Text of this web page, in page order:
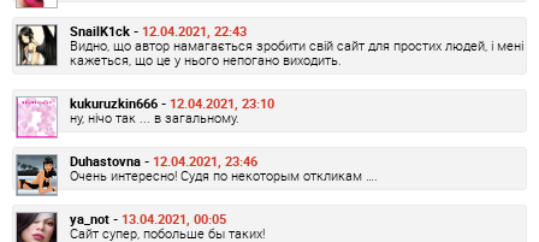
SnailK1ck - 12.04.2021, 22:43
Видно, що автор намагається зробити свій сайт для простих людей, і мені
кажеться, що це у нього непогано виходить.
kukuruzkin666 - 12.04.2021, 23:10
ну, нічо так ... в загальному.
Duhastovna - 12.04.2021, 23:46
Очень интересно! Судя по некоторым откликам ….
ya_not - 13.04.2021, 00:05
Сайт супер, побольше бы таких!